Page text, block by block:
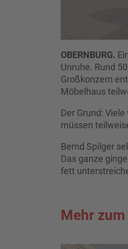
OBERNBURG.
Unruhe. Rund
Großkonzern
Möbelhaus
Der Grund:
müssen
Bernd Spilger
Das ganze
fett
Mehr